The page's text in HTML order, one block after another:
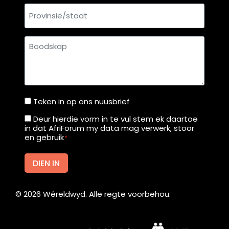
Provinsie/staat
Boodskap
Teken
in
op
ons
nuusbrief
Teken in op ons nuusbrief
Deur
hierdie
te
vul
Deur hierdie vorm in te vul stem ek daartoe
in dat AfriForum my data mag verwerk, stoor
en gebruik*
DIEN IN
© 2026 Wêreldwyd. Alle regte voorbehou.